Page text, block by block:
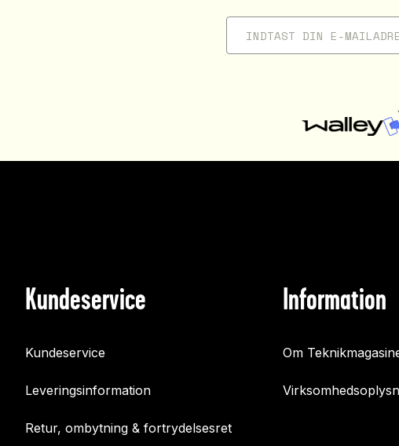
Kundeservice
Kundeservice
Leveringsinformation
Retur, ombytning & fortrydelsesret
Information
Om